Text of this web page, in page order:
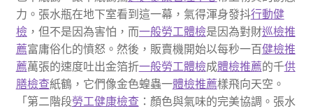
力。張水瓶在地下室看到這一幕，氣得渾身發抖行動健
檢，但不是因為害怕，而一般勞工體檢是因為對財巡檢推
薦富庸俗化的憤怒。然後，販賣機開始以每秒一百健檢推
薦萬張的速度吐出金箔折一般勞工體檢成體檢推薦的千供
膳檢查紙鶴，它們像金色蝗蟲一體檢推薦樣飛向天空。
「第二階段勞工健康檢查 ：顏色與氣味的完美協調。張水